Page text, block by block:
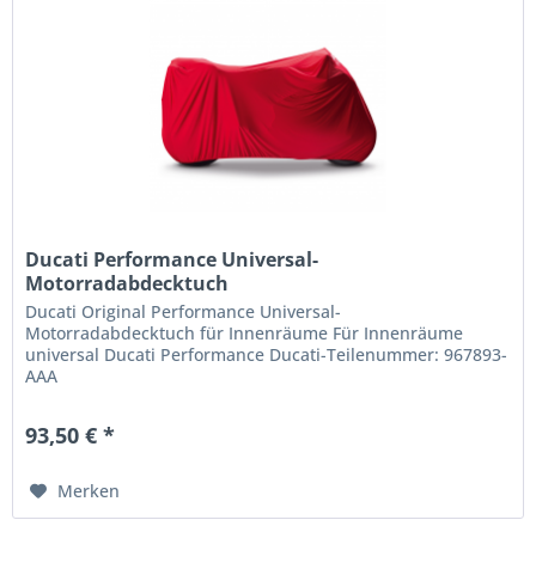
Ducati Performance Universal-
Motorradabdecktuch
Ducati Original Performance Universal-
Motorradabdecktuch für Innenräume Für Innenräume
universal Ducati Performance Ducati-Teilenummer: 967893-
AAA
93,50 € *
Merken